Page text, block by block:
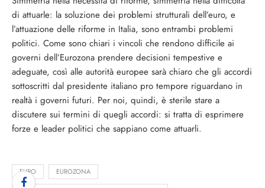
di attuarle: la soluzione dei problemi strutturali dell’euro, e
l’attuazione delle riforme in Italia, sono entrambi problemi
politici. Come sono chiari i vincoli che rendono difficile ai
governi dell’Eurozona prendere decisioni tempestive e
adeguate, così alle autorità europee sarà chiaro che gli accordi
sottoscritti dal presidente italiano pro tempore riguardano in
realtà i governi futuri. Per noi, quindi, è sterile stare a
discutere sui termini di quegli accordi: si tratta di esprimere
forze e leader politici che sappiano come attuarli.
EURO EUROZONA